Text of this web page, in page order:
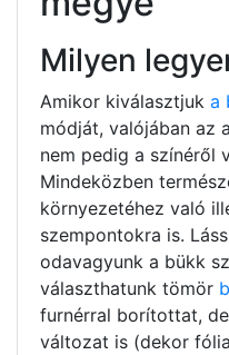
Milyen
Amikor kiválasztjuk a
módját, valójában az
nem pedig a színéről
Mindeközben
környezetéhez való
szempontokra is.
odavagyunk a bükk
választhatunk tömör
furnérral borítottat,
változat is (dekor